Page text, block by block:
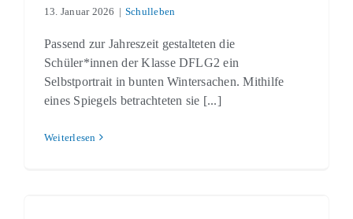
13. Januar 2026 | Schulleben
Passend zur Jahreszeit gestalteten die
Schüler*innen der Klasse DFLG2 ein
Selbstportrait in bunten Wintersachen. Mithilfe
eines Spiegels betrachteten sie [...]
Weiterlesen